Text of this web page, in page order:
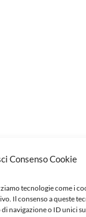
Consenso Cookie
tecnologie come i
Il consenso a queste
navigazione o ID unici